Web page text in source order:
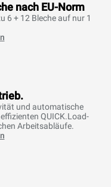
nach EU-Norm
6 + 12 Bleche auf nur 1
und automatische
QUICK.Load-
Arbeitsabläufe.